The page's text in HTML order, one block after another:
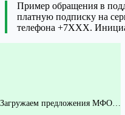
Пример обращения в
платную подписку на
телефона +7XXX.
Загружаем предложения МФО…